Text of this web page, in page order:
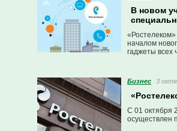
В новом
началом
гаджеты всех
Бизнес 3
С 01 октября
осуществлен